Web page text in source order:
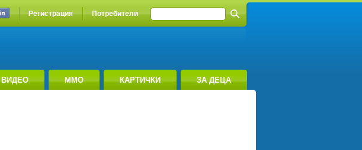
Регистрация Потребители
ВИДЕО MMO КАРТИЧКИ ЗА ДЕЦА